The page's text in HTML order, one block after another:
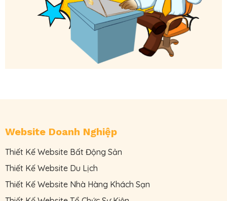
Website Doanh Nghiệp
Thiết Kế Website Bất Động Sản
Thiết Kế Website Du Lịch
Thiết Kế Website Nhà Hàng Khách Sạn